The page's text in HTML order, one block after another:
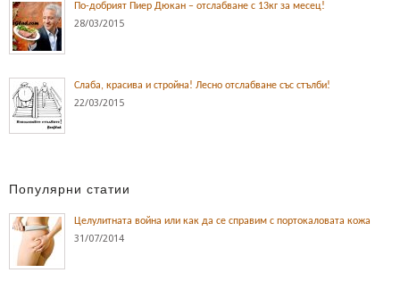
По-добрият Пиер Дюкан – отслабване с 13кг за месец!
28/03/2015
Слаба, красива и стройна! Лесно отслабване със стълби!
22/03/2015
Популярни статии
Целулитната война или как да се справим с портокаловата кожа
31/07/2014